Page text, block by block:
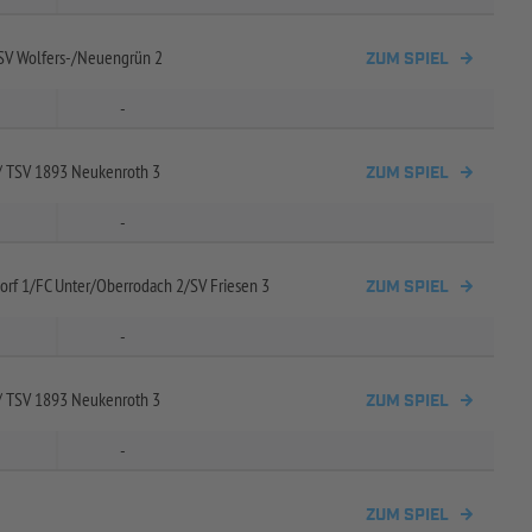
Wolfers-/Neuengrün 2 ZUM SPIEL
-
TSV 1893 Neukenroth 3 ZUM SPIEL
-
1/FC Unter/Oberrodach 2/SV Friesen 3 ZUM SPIEL
-
TSV 1893 Neukenroth 3 ZUM SPIEL
-
ZUM SPIEL